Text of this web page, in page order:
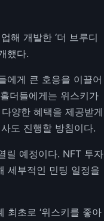
해 개발한 ‘더 브루디
했다.
에게 큰 호응을 이끌어
더들에게는 위스키가
양한 혜택을 제공받게
도 진행할 방침이다.
릴 예정이다. NFT 투자
세부적인 민팅 일정을
최초로 ‘위스키를 좋아